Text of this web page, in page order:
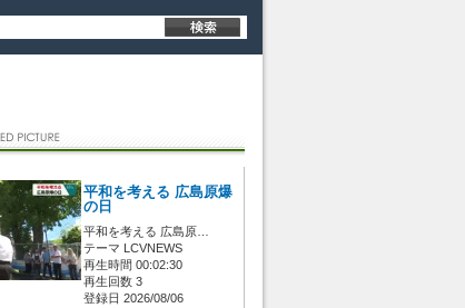
平和を考える 広島原爆
の日
平和を考える 広島原…
テーマ LCVNEWS
再生時間 00:02:30
再生回数 3
登録日 2026/08/06